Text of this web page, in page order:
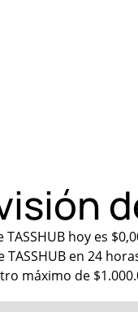
TASSHUB hoy es
TASSHUB en 24
máximo de